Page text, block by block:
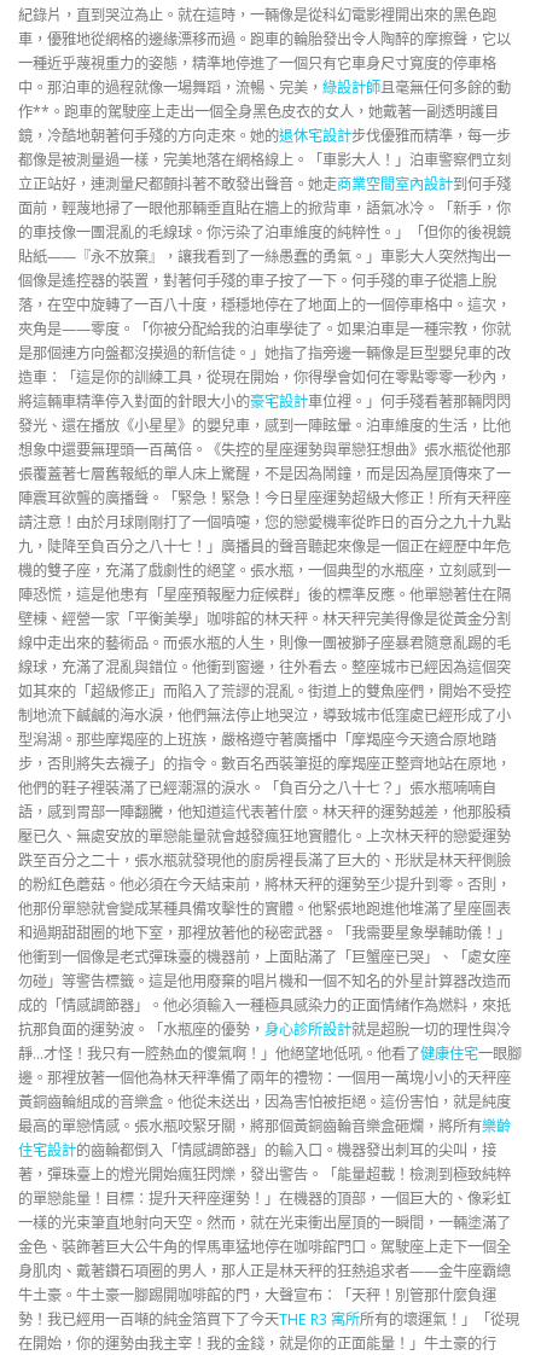
紀錄片，直到哭泣為止。就在這時，一輛像是從科幻電影裡開出來的黑色跑
車，優雅地從網格的邊緣漂移而過。跑車的輪胎發出令人陶醉的摩擦聲，它以
一種近乎蔑視重力的姿態，精準地停進了一個只有它車身尺寸寬度的停車格
中。那泊車的過程就像一場舞蹈，流暢、完美， 綠設計師且毫無任何多餘的動
作**。跑車的駕駛座上走出一個全身黑色皮衣的女人，她戴著一副透明護目
鏡，冷酷地朝著何手殘的方向走來。她的退休宅設計步伐優雅而精準，每一步
都像是被測量過一樣，完美地落在網格線上。「車影大人！」泊車警察們立刻
立正站好，連測量尺都顫抖著不敢發出聲音。她走商業空間室內設計到何手殘
面前，輕蔑地掃了一眼他那輛垂直貼在牆上的掀背車，語氣冰冷。「新手，你
的車技像一團混亂的毛線球。你污染了泊車維度的純粹性。」「但你的後視鏡
貼紙——『永不放棄』，讓我看到了一絲愚蠢的勇氣。」車影大人突然掏出一
個像是遙控器的裝置，對著何手殘的車子按了一下。何手殘的車子從牆上脫
落，在空中旋轉了一百八十度，穩穩地停在了地面上的一個停車格中。這次，
夾角是——零度。「你被分配給我的泊車學徒了。如果泊車是一種宗教，你就
是那個連方向盤都沒摸過的新信徒。」她指了指旁邊一輛像是巨型嬰兒車的改
造車：「這是你的訓練工具，從現在開始，你得學會如何在零點零零一秒內，
將這輛車精準停入對面的針眼大小的豪宅設計車位裡。」何手殘看著那輛閃閃
發光、還在播放《小星星》的嬰兒車，感到一陣眩暈。泊車維度的生活，比他
想象中還要無理頭一百萬倍。《失控的星座運勢與單戀狂想曲》張水瓶從他那
張覆蓋著七層舊報紙的單人床上驚醒，不是因為鬧鐘，而是因為屋頂傳來了一
陣震耳欲聾的廣播聲。「緊急！緊急！今日星座運勢超級大修正！所有天秤座
請注意！由於月球剛剛打了一個噴嚏，您的戀愛機率從昨日的百分之九十九點
九，陡降至負百分之八十七！」廣播員的聲音聽起來像是一個正在經歷中年危
機的雙子座，充滿了戲劇性的絕望。張水瓶，一個典型的水瓶座，立刻感到一
陣恐慌，這是他患有「星座預報壓力症候群」後的標準反應。他單戀著住在隔
壁棟、經營一家「平衡美學」咖啡館的林天秤。林天秤完美得像是從黃金分割
線中走出來的藝術品。而張水瓶的人生，則像一團被獅子座暴君隨意亂踢的毛
線球，充滿了混亂與錯位。他衝到窗邊，往外看去。整座城市已經因為這個突
如其來的「超級修正」而陷入了荒謬的混亂。街道上的雙魚座們，開始不受控
制地流下鹹鹹的海水淚，他們無法停止地哭泣，導致城市低窪處已經形成了小
型潟湖。那些摩羯座的上班族，嚴格遵守著廣播中「摩羯座今天適合原地踏
步，否則將失去襪子」的指令。數百名西裝筆挺的摩羯座正整齊地站在原地，
他們的鞋子裡裝滿了已經潮濕的淚水。「負百分之八十七？」張水瓶喃喃自
語，感到胃部一陣翻騰，他知道這代表著什麼。林天秤的運勢越差，他那股積
壓已久、無處安放的單戀能量就會越發瘋狂地實體化。上次林天秤的戀愛運勢
跌至百分之二十，張水瓶就發現他的廚房裡長滿了巨大的、形狀是林天秤側臉
的粉紅色蘑菇。他必須在今天結束前，將林天秤的運勢至少提升到零。否則，
他那份單戀就會變成某種具備攻擊性的實體。他緊張地跑進他堆滿了星座圖表
和過期甜甜圈的地下室，那裡放著他的秘密武器。「我需要星象學輔助儀！」
他衝到一個像是老式彈珠臺的機器前，上面貼滿了「巨蟹座已哭」、「處女座
勿碰」等警告標籤。這是他用廢棄的唱片機和一個不知名的外星計算器改造而
成的「情感調節器」。他必須輸入一種極具感染力的正面情緒作為燃料，來抵
抗那負面的運勢波。「水瓶座的優勢， 身心診所設計就是超脫一切的理性與冷
靜…才怪！我只有一腔熱血的傻氣啊！」他絕望地低吼。他看了健康住宅一眼腳
邊。那裡放著一個他為林天秤準備了兩年的禮物：一個用一萬塊小小的天秤座
黃銅齒輪組成的音樂盒。他從未送出，因為害怕被拒絕。這份害怕，就是純度
最高的單戀情感。張水瓶咬緊牙關，將那個黃銅齒輪音樂盒砸爛，將所有樂齡
住宅設計的齒輪都倒入「情感調節器」的輸入口。機器發出刺耳的尖叫，接
著，彈珠臺上的燈光開始瘋狂閃爍，發出警告。「能量超載！檢測到極致純粹
的單戀能量！目標：提升天秤座運勢！」在機器的頂部，一個巨大的、像彩虹
一樣的光束筆直地射向天空。然而，就在光束衝出屋頂的一瞬間，一輛塗滿了
金色、裝飾著巨大公牛角的悍馬車猛地停在咖啡館門口。駕駛座上走下一個全
身肌肉、戴著鑽石項圈的男人，那人正是林天秤的狂熱追求者——金牛座霸總
牛土豪。牛土豪一腳踢開咖啡館的門，大聲宣布：「天秤！別管那什麼負運
勢！我已經用一百噸的純金箔買下了今天THE R3 寓所所有的壞運氣！」「從現
在開始，你的運勢由我主宰！我的金錢，就是你的正面能量！」牛土豪的行